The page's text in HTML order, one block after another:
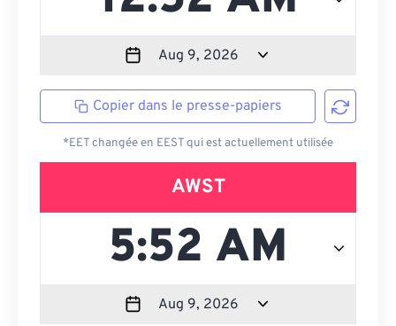
Copier dans le presse-papiers
*EET changée en EEST qui est actuellement utilisée
AWST